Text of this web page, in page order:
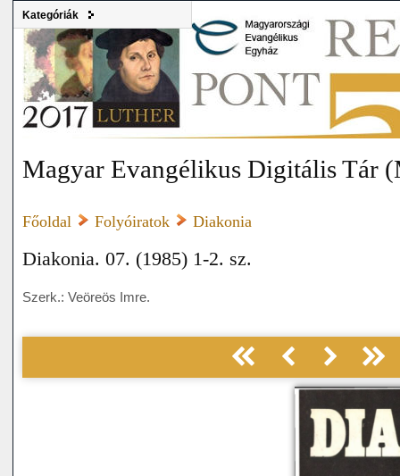
Kategóriák
Magyar Evangélikus Digitális Tár
Főoldal Folyóiratok Diakonia
Diakonia. 07. (1985) 1-2. sz.
Szerk.: Veöreös Imre.